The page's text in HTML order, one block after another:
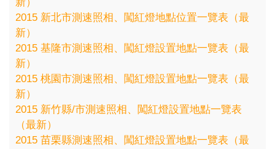
2015 新北市測速照相、闖紅燈地點位置一覽表（最
新）
2015 基隆市測速照相、闖紅燈設置地點一覽表（最
新）
2015 桃園市測速照相、闖紅燈設置地點一覽表（最
新）
2015 新竹縣/市測速照相、闖紅燈設置地點一覽表
（最新）
2015 苗栗縣測速照相、闖紅燈設置地點一覽表（最